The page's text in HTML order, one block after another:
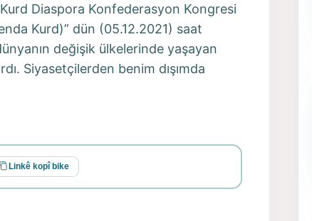
Diaspora Konfederasyon Kongresi
Kurd)” dün (05.12.2021) saat
değişik ülkelerinde yaşayan
Siyasetçilerden benim dışımda
Linkê kopî bike